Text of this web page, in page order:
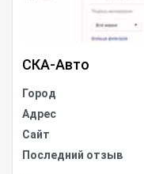
СКА-Авто
Город
Адрес
Сайт
Последний отзыв